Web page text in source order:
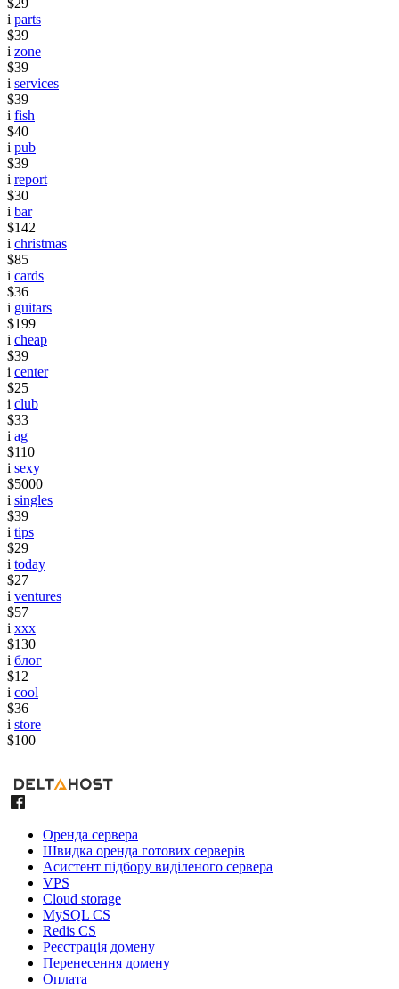
$29
i parts
$39
i zone
$39
i services
$39
i fish
$40
i pub
$39
i report
$30
i bar
$142
i christmas
$85
i cards
$36
i guitars
$199
i cheap
$39
i center
$25
i club
$33
i ag
$110
i sexy
$5000
i singles
$39
i tips
$29
i today
$27
i ventures
$57
i xxx
$130
i блог
$12
i cool
$36
i store
$100
Оренда сервера
Швидка оренда готових серверів
Асистент підбору виділеного сервера
VPS
Cloud storage
MySQL CS
Redis CS
Реєстрація домену
Перенесення домену
Оплата